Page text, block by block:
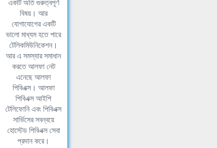
একটি অতি গুরুত্বপূর্ণ
বিষয়। আর
যোগাযোগের একটি
ভালো মাধ্যম হতে পারে
টেলিকমিউনিকেশন।
আর এ সমস্যার সমাধান
করতে আলফা নেট
এনেছে আলফা
পিবিএক্স। আলফা
পিবিএক্স আইপি
টেলিফোনি এবং পিবিএক্স
সার্ভিসের সবন্বয়ে
হোস্টেড পিবিএক্স সেবা
প্রদান করে।